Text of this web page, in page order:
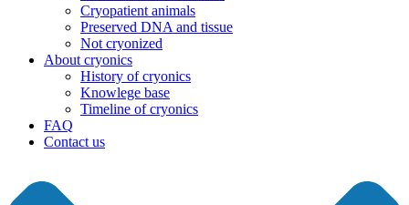
Cryopatient animals
Preserved DNA and tissue
Not cryonized
About cryonics
History of cryonics
Knowlege base
Timeline of cryonics
FAQ
Contact us